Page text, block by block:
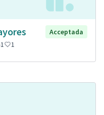
Acceptada
1 1